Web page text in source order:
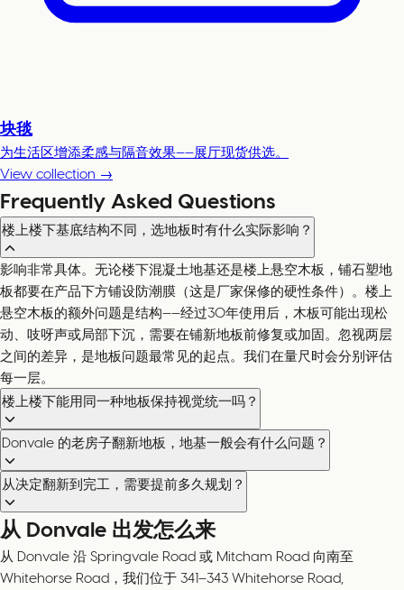
块毯
为生活区增添柔感与隔音效果——展厅现货供选。
View collection →
Frequently Asked Questions
楼上楼下基底结构不同，选地板时有什么实际影响？
影响非常具体。无论楼下混凝土地基还是楼上悬空木板，铺石塑地
板都要在产品下方铺设防潮膜（这是厂家保修的硬性条件）。楼上
悬空木板的额外问题是结构——经过30年使用后，木板可能出现松
动、吱呀声或局部下沉，需要在铺新地板前修复或加固。忽视两层
之间的差异，是地板问题最常见的起点。我们在量尺时会分别评估
每一层。
楼上楼下能用同一种地板保持视觉统一吗？
Donvale 的老房子翻新地板，地基一般会有什么问题？
从决定翻新到完工，需要提前多久规划？
从 Donvale 出发怎么来
从 Donvale 沿 Springvale Road 或 Mitcham Road 向南至
Whitehorse Road，我们位于 341–343 Whitehorse Road,